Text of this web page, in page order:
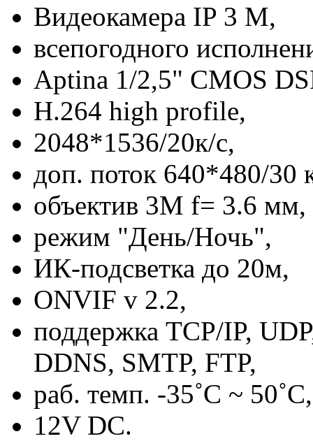
Видеокамера IP 3 М,
всепогодного
Aptina 1/2,5" CMOS
H.264 high profile,
2048*1536/20к/с,
доп. поток 640*480/30
объектив 3М f= 3.6 мм,
режим "День/Ночь",
ИК-подсветка до 20м,
ONVIF v 2.2,
поддержка TCP/IP,
DDNS, SMTP, FTP,
раб. темп. -35˚C ~ 50˚C,
12V DC.